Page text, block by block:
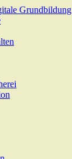
Grundbildung